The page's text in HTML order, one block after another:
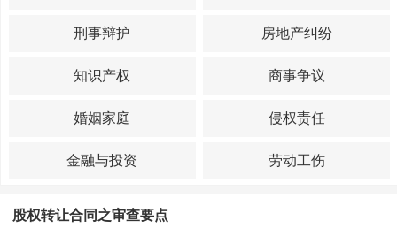
刑事辩护 房地产纠纷
知识产权 商事争议
婚姻家庭 侵权责任
金融与投资 劳动工伤
股权转让合同之审查要点